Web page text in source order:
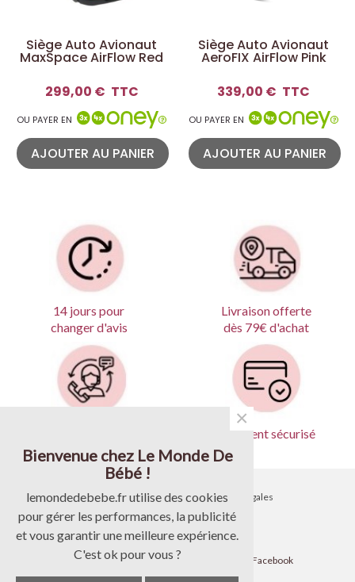
Siège Auto Avionaut
MaxSpace AirFlow Red
299,00 € TTC
OU PAYER EN
AJOUTER AU PANIER
Siège Auto Avionaut
AeroFIX AirFlow Pink
339,00 € TTC
OU PAYER EN
AJOUTER AU PANIER
14 jours pour
changer d'avis
Livraison offerte
dès 79€ d'achat
Paiement sécurisé
•Contactez-nous
Paiement
•Mentions légales
• Suivez-nous sur Facebook
Bienvenue chez Le Monde De
Bébé !
lemondedebebe.fr utilise des cookies
pour gérer les performances, la publicité
et vous garantir une meilleure expérience.
C'est ok pour vous ?
×